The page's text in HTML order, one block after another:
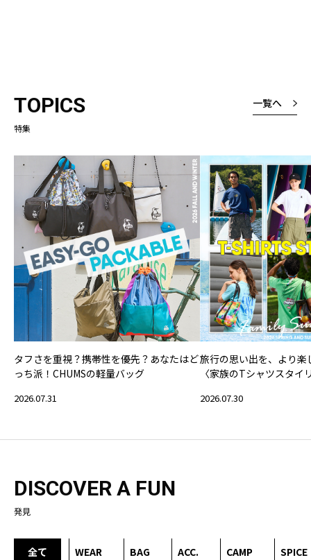
TOPICS
特集
一覧へ
タフさを重視？携帯性を優先？あなたはど
っち派！CHUMSの軽量バッグ
2026.07.31
旅行の思い出を、より楽
〈家族のTシャツスタイ
2026.07.30
DISCOVER A FUN
発見
全て WEAR BAG ACC. CAMP SPICE